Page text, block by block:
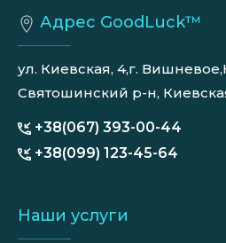
Адрес GoodLuck™
ул. Киевская, 4,г.
Святошинский р-н,
+38(067) 393-00-44
+38(099) 123-45-64
Наши услуги